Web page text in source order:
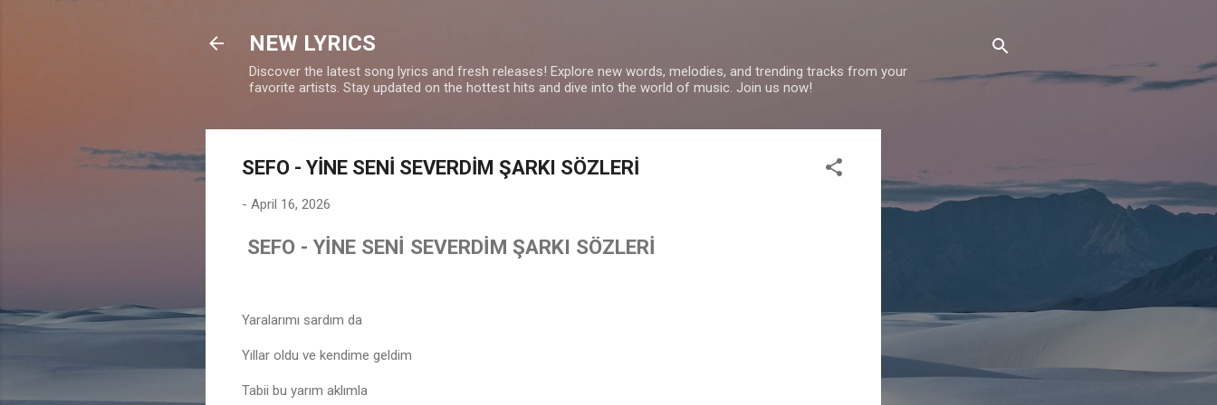
NEW LYRICS
Discover the latest song lyrics and fresh releases! Explore new words, melodies, and trending tracks from your
favorite artists. Stay updated on the hottest hits and dive into the world of music. Join us now!
SEFO - YİNE SENİ SEVERDİM ŞARKI SÖZLERİ
- April 16, 2026
SEFO - YİNE SENİ SEVERDİM ŞARKI SÖZLERİ
Yaralarımı sardım da
Yıllar oldu ve kendime geldim
Tabii bu yarım aklımla